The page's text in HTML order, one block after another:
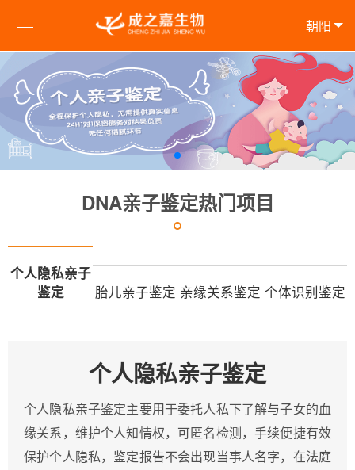
朝阳
DNA亲子鉴定热门项目
个人隐私亲子
鉴定
胎儿亲子鉴定 亲缘关系鉴定 个体识别鉴定
个人隐私亲子鉴定
个人隐私亲子鉴定主要用于委托人私下了解与子女的血
缘关系，维护个人知情权，可匿名检测，手续便捷有效
保护个人隐私，鉴定报告不会出现当事人名字，在法庭